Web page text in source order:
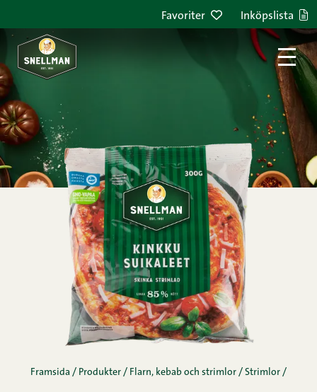
Favoriter Inköpslista
Framsida / Produkter / Flarn, kebab och strimlor / Strimlor /